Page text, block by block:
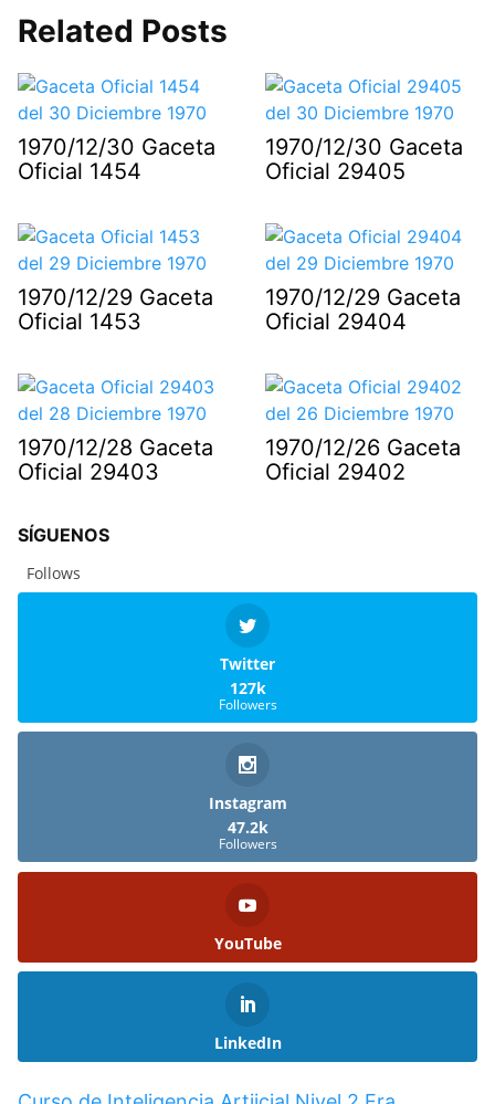
Related Posts
1970/12/30 Gaceta
Oficial 1454
1970/12/30 Gaceta
Oficial 29405
1970/12/29 Gaceta
Oficial 1453
1970/12/29 Gaceta
Oficial 29404
1970/12/28 Gaceta
Oficial 29403
1970/12/26 Gaceta
Oficial 29402
SÍGUENOS
Follows
Twitter
127k
Followers
Instagram
47.2k
Followers
YouTube
LinkedIn